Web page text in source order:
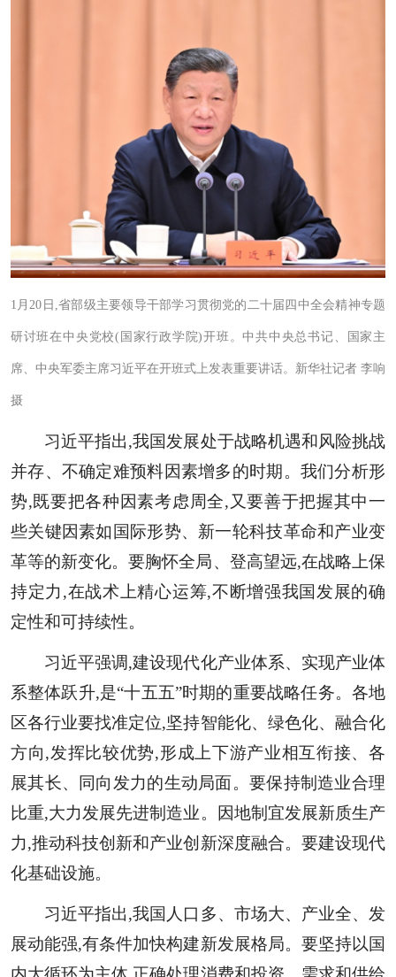
1月20日,省部级主要领导干部学习贯彻党的二十届四中全会精神专题
研讨班在中央党校(国家行政学院)开班。中共中央总书记、国家主
席、中央军委主席习近平在开班式上发表重要讲话。新华社记者 李响
摄
习近平指出,我国发展处于战略机遇和风险挑战
并存、不确定难预料因素增多的时期。我们分析形
势,既要把各种因素考虑周全,又要善于把握其中一
些关键因素如国际形势、新一轮科技革命和产业变
革等的新变化。要胸怀全局、登高望远,在战略上保
持定力,在战术上精心运筹,不断增强我国发展的确
定性和可持续性。
习近平强调,建设现代化产业体系、实现产业体
系整体跃升,是“十五五”时期的重要战略任务。各地
区各行业要找准定位,坚持智能化、绿色化、融合化
方向,发挥比较优势,形成上下游产业相互衔接、各
展其长、同向发力的生动局面。要保持制造业合理
比重,大力发展先进制造业。因地制宜发展新质生产
力,推动科技创新和产业创新深度融合。要建设现代
化基础设施。
习近平指出,我国人口多、市场大、产业全、发
展动能强,有条件加快构建新发展格局。要坚持以国